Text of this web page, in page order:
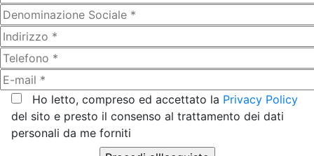
Ho letto, compreso ed accettato la Privacy Policy
del sito e presto il consenso al trattamento dei dati
personali da me forniti